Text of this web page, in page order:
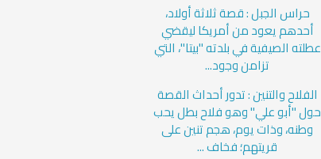
حراس الجبل : قصة ثلاثة أولاد،
أحدهم يعود من أمريكا ليقضي
عطلته الصيفية في بلدته "بيتا"، التي
تزامن وجود...
الفلاح والتنين : تدور أحداث القصة
حول "أبو علي" وهو فلاح بطل يحب
وطنه، وذات يوم، هجم تنين على
قريتهم؛ فخاف ...